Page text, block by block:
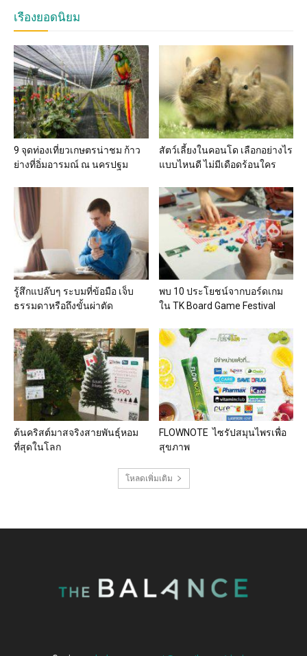
เรื่องยอดนิยม
9 จุดท่องเที่ยวเกษตรน่าชม ก้าว
ย่างที่อิ่มอารมณ์ ณ นครปฐม
สัตว์เลี้ยงในคอนโด เลือกอย่างไร
แบบไหนดี ไม่มีเดือดร้อนใคร
รู้สึกแปล๊บๆ ระบมที่ข้อมือ เจ็บ
ธรรมดาหรือถึงขั้นผ่าตัด
พบ 10 ประโยชน์จากบอร์ดเกม
ใน TK Board Game Festival
ต้นคริสต์มาสจริงสายพันธุ์หอม
ที่สุดในโลก
FLOWNOTE ไซรัปสมุนไพรเพื่อ
สุขภาพ
โหลดเพิ่มเติม